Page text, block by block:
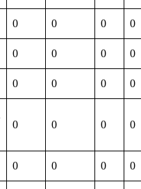
0 0 0 0
0 0 0 0
0 0 0 0
0 0 0 0
0 0 0 0